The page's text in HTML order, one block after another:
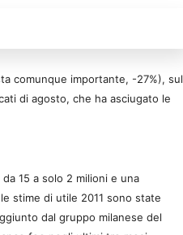
comunque importante, -27%), sul
di agosto, che ha asciugato le
15 a solo 2 milioni e una
stime di utile 2011 sono state
dal gruppo milanese del